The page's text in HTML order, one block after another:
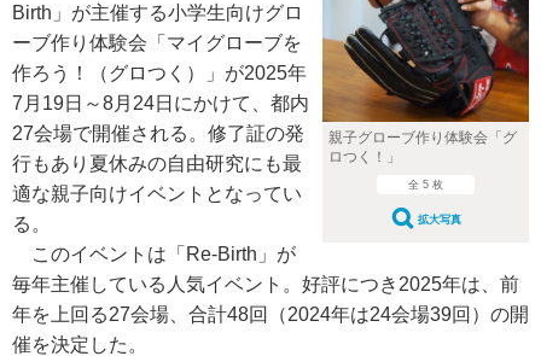
親子グローブ作り体験会「グ
ロつく！」
全 5 枚
拡大写真
Birth」が主催する小学生向けグロ
ーブ作り体験会「マイグローブを
作ろう！（グロつく）」が2025年
7月19日～8月24日にかけて、都内
27会場で開催される。修了証の発
行もあり夏休みの自由研究にも最
適な親子向けイベントとなってい
る。
このイベントは「Re-Birth」が
毎年主催している人気イベント。好評につき2025年は、前
年を上回る27会場、合計48回（2024年は24会場39回）の開
催を決定した。